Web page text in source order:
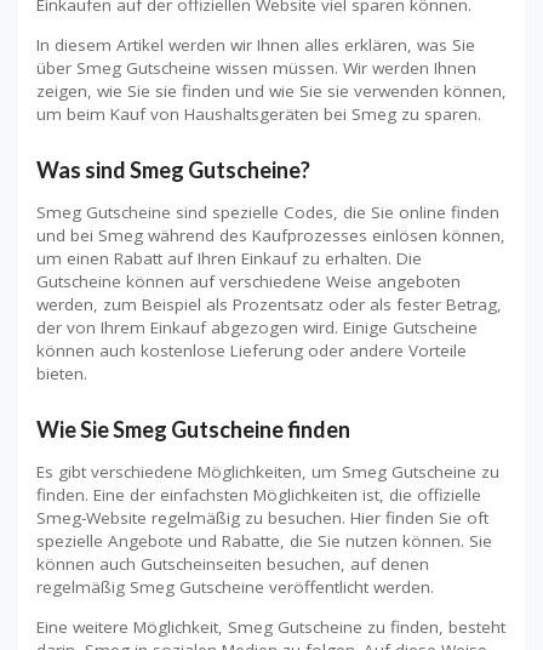
Einkaufen auf der offiziellen Website viel sparen können.
In diesem Artikel werden wir Ihnen alles erklären, was Sie
über Smeg Gutscheine wissen müssen. Wir werden Ihnen
zeigen, wie Sie sie finden und wie Sie sie verwenden können,
um beim Kauf von Haushaltsgeräten bei Smeg zu sparen.
Was sind Smeg Gutscheine?
Smeg Gutscheine sind spezielle Codes, die Sie online finden
und bei Smeg während des Kaufprozesses einlösen können,
um einen Rabatt auf Ihren Einkauf zu erhalten. Die
Gutscheine können auf verschiedene Weise angeboten
werden, zum Beispiel als Prozentsatz oder als fester Betrag,
der von Ihrem Einkauf abgezogen wird. Einige Gutscheine
können auch kostenlose Lieferung oder andere Vorteile
bieten.
Wie Sie Smeg Gutscheine finden
Es gibt verschiedene Möglichkeiten, um Smeg Gutscheine zu
finden. Eine der einfachsten Möglichkeiten ist, die offizielle
Smeg-Website regelmäßig zu besuchen. Hier finden Sie oft
spezielle Angebote und Rabatte, die Sie nutzen können. Sie
können auch Gutscheinseiten besuchen, auf denen
regelmäßig Smeg Gutscheine veröffentlicht werden.
Eine weitere Möglichkeit, Smeg Gutscheine zu finden, besteht